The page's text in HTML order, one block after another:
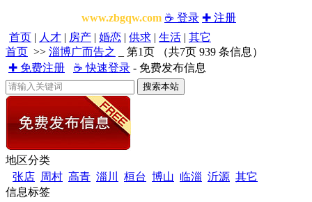
www.zbgqw.com ☕ 登录 ✚ 注册
首页 | 人才 | 房产 | 婚恋 | 供求 | 生活 | 其它
首页 >> 淄博广而告之
_ 第1页 （共7页 939 条信息）
✚ 免费注册
☕ 快速登录 - 免费发布信息
地区分类
张店 周村 高青 淄川 桓台 博山 临淄 沂源 其它
信息标签